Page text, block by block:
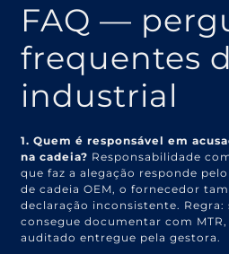
FAQ —
frequentes
industrial
1. Quem é responsável em
na cadeia? Responsabilidade
que faz a alegação responde
de cadeia OEM, o fornecedor
declaração inconsistente. Regra:
consegue documentar com
auditado entregue pela gestora.